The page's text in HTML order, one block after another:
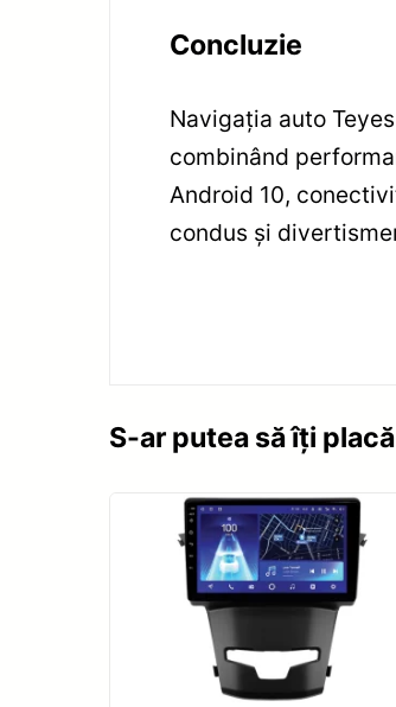
Concluzie
Navigația auto
combinând
Android 10,
condus și
S-ar putea să îți